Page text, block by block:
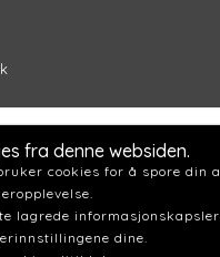
k
fra denne websiden.
cookies for å spore din
lagrede
dine.